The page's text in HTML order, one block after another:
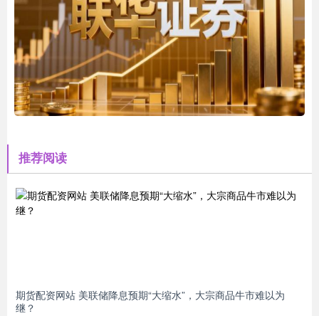
推荐阅读
期货配资网站 美联储降息预期“大缩水”，大宗商品牛市难以为
继？